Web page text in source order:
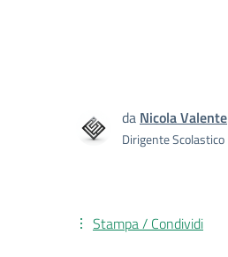
da Nicola Valente
Dirigente Scolastico
Stampa / Condividi